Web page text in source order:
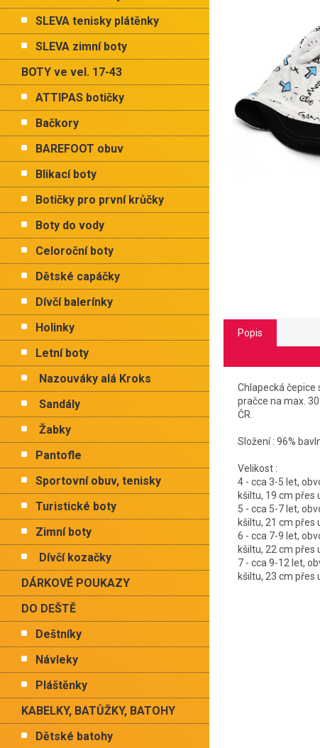
n
l
SLEVA tenisky plátěnky
SLEVA zimní boty
BOTY ve vel. 17-43
ATTIPAS botičky
Bačkory
BAREFOOT obuv
Blikací boty
Botičky pro první krůčky
Boty do vody
Celoroční boty
Dětské capáčky
Dívčí balerínky
Holinky
Letní boty
Nazouváky alá Kroks
Sandály
Žabky
Pantofle
Sportovní obuv, tenisky
Turistické boty
Zimní boty
Dívčí kozačky
DÁRKOVÉ POUKAZY
DO DEŠTĚ
Deštníky
Návleky
Pláštěnky
KABELKY, BATŮŽKY, BATOHY
Dětské batohy
Popis
Chlapecká čepice
pračce na max.
ČR.
Složení : 96%
Velikost :
4 - cca 3-5 let,
kšiltu, 19 cm přes
5 - cca 5-7 let,
kšiltu, 21 cm přes
6 - cca 7-9 let,
kšiltu, 22 cm přes
7 - cca 9-12 let,
kšiltu, 23 cm přes